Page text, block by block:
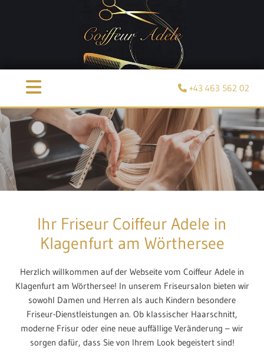
 +43 463 562 02
Ihr Friseur Coiffeur Adele in
Klagenfurt am Wörthersee
Herzlich willkommen auf der Webseite vom Coiffeur Adele in
Klagenfurt am Wörthersee! In unserem Friseursalon bieten wir
sowohl Damen und Herren als auch Kindern besondere
Friseur-Dienstleistungen an. Ob klassischer Haarschnitt,
moderne Frisur oder eine neue auffällige Veränderung – wir
sorgen dafür, dass Sie von Ihrem Look begeistert sind!